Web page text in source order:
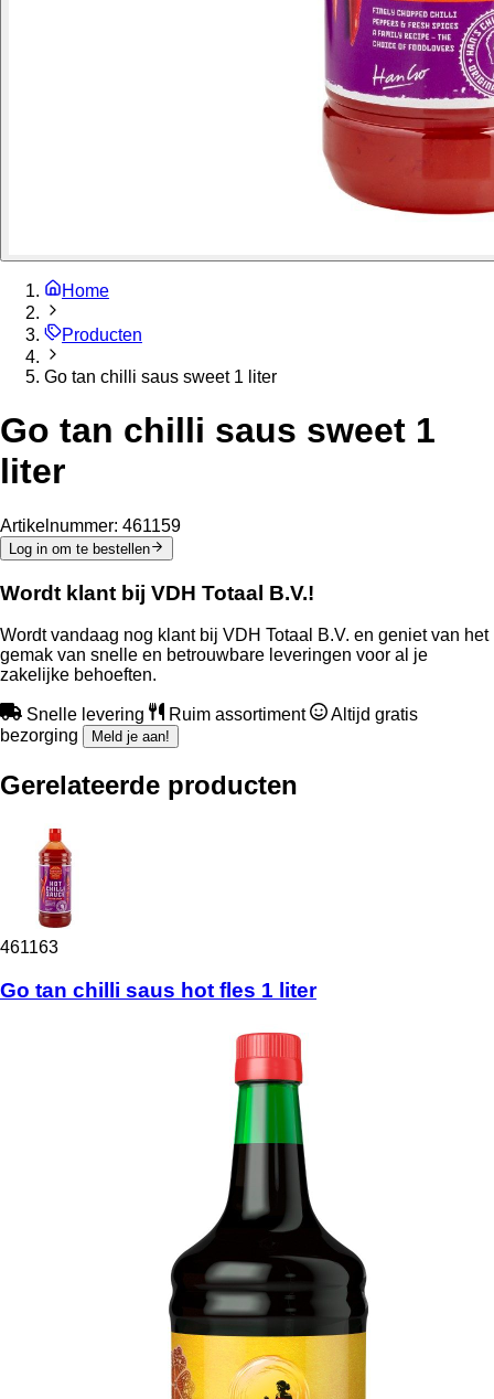
Home
Producten
Go tan chilli saus sweet 1 liter
Go tan chilli saus sweet 1
liter
Artikelnummer: 461159
Log in om te bestellen
Wordt klant bij VDH Totaal B.V.!
Wordt vandaag nog klant bij VDH Totaal B.V. en geniet van het
gemak van snelle en betrouwbare leveringen voor al je
zakelijke behoeften.
Snelle levering Ruim assortiment
Altijd gratis
bezorging
Meld je aan!
Gerelateerde producten
461163
Go tan chilli saus hot fles 1 liter